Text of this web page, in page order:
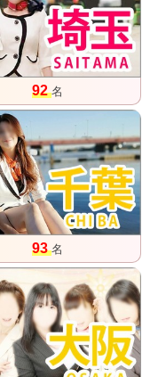
92 名
93 名